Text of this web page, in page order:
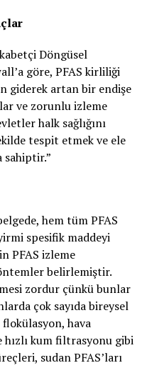
Döngüsel
göre, PFAS kirliliği
giderek artan bir endişe
ve zorunlu izleme
halk sağlığını
tespit etmek ve ele
sahiptir.”
hem tüm PFAS
spesifik maddeyi
PFAS izleme
belirlemiştir.
zordur çünkü bunlar
çok sayıda bireysel
hava
hızlı kum filtrasyonu gibi
sudan PFAS’ları